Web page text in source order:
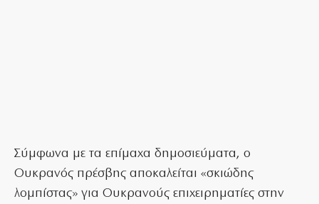
Σύμφωνα με τα επίμαχα δημοσιεύματα, ο
Ουκρανός πρέσβης αποκαλείται «σκιώδης
λομπίστας» για Ουκρανούς επιχειρηματίες στην